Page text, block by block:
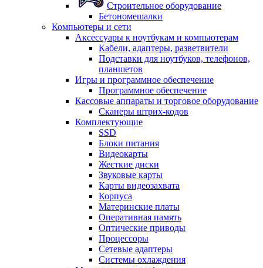
Строительное оборудование
Бетономешалки
Компьютеры и сети
Аксессуары к ноутбукам и компьютерам
Кабели, адаптеры, разветвители
Подставки для ноутбуков, телефонов,
планшетов
Игры и программное обеспечение
Программное обеспечение
Кассовые аппараты и торговое оборудование
Сканеры штрих-кодов
Комплектующие
SSD
Блоки питания
Видеокарты
Жесткие диски
Звуковые карты
Карты видеозахвата
Корпуса
Материнские платы
Оперативная память
Оптические приводы
Процессоры
Сетевые адаптеры
Системы охлаждения